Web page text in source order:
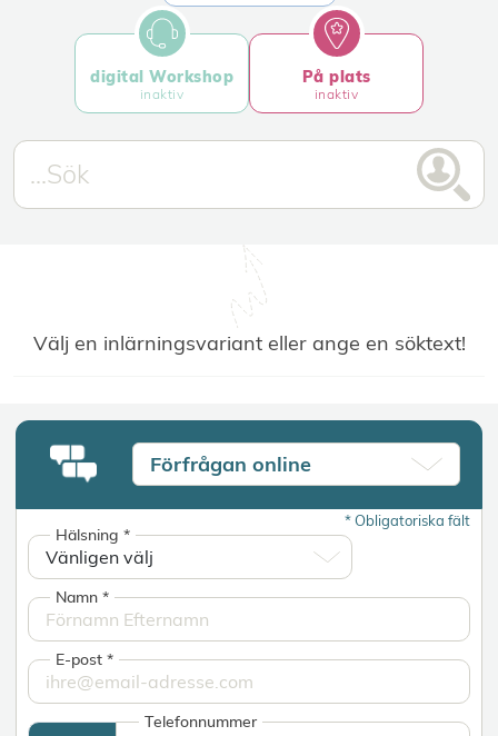
digital Workshop
inaktiv
På plats
inaktiv
Välj en inlärningsvariant eller ange en söktext!
Förfrågan online
*Obligatoriska fält
Hälsning*
Namn*
E-post*
Telefonnummer